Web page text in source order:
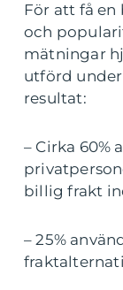
För att få
och
mätningar
utförd
resultat:
– Cirka 60%
billig frakt
– 25%